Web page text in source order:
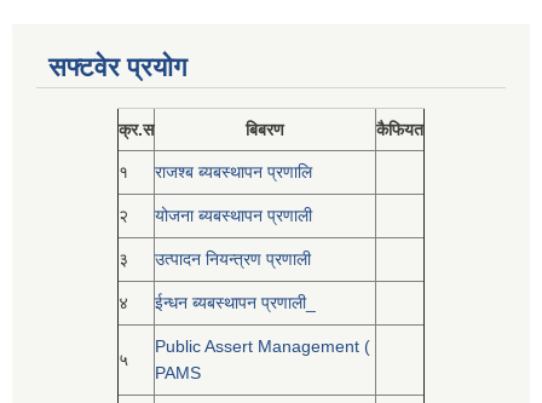
सफ्टवेर प्रयोग
क्र.स बिबरण कैफियत
१ राजश्ब ब्यबस्थापन प्रणालि
२ योजना ब्यबस्थापन प्रणाली
३ उत्पादन नियन्त्रण प्रणाली
४ ईन्धन ब्यबस्थापन प्रणाली_
५
Public Assert Management (
PAMS